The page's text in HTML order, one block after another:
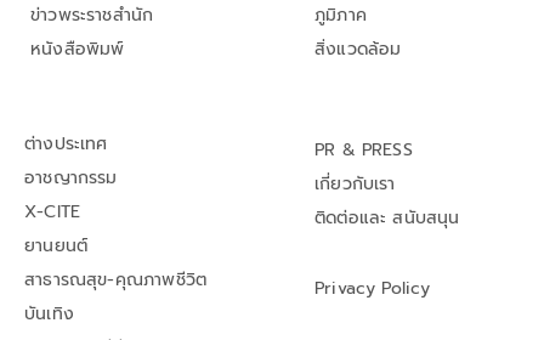
ข่าวพระราชสำนัก
หนังสือพิมพ์
ภูมิภาค
สิ่งแวดล้อม
ต่างประเทศ
อาชญากรรม
X-CITE
ยานยนต์
สาธารณสุข-คุณภาพชีวิต
บันเทิง
PR & PRESS
เกี่ยวกับเรา
ติดต่อและ สนับสนุน
Privacy Policy